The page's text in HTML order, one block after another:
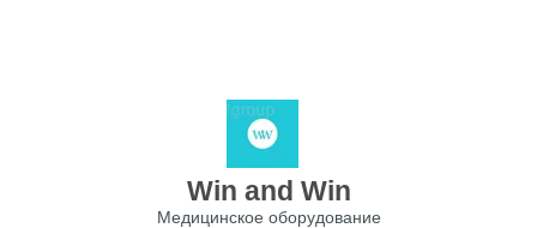
Win and Win
Медицинское оборудование